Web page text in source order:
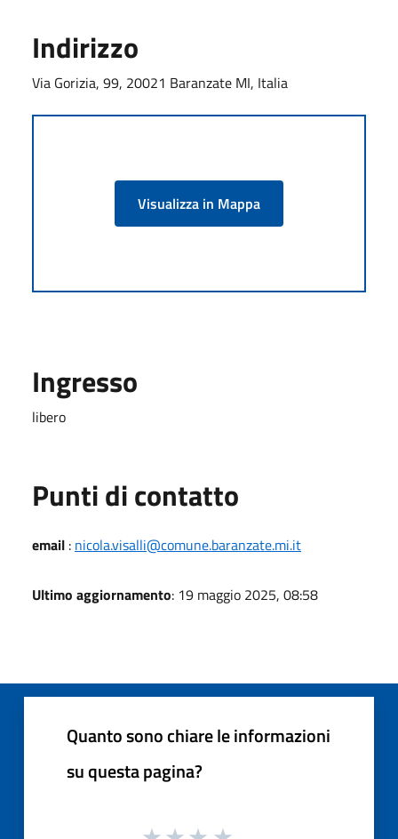
Indirizzo
Via Gorizia, 99, 20021 Baranzate MI, Italia
Visualizza in Mappa
Ingresso
libero
Punti di contatto
email : nicola.visalli@comune.baranzate.mi.it
Ultimo aggiornamento: 19 maggio 2025, 08:58
Quanto sono chiare le informazioni
su questa pagina?